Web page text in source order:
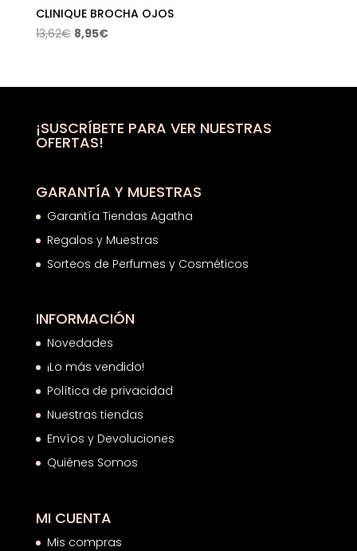
CLINIQUE BROCHA OJOS
13,62€ El
era:
8,95€El
es:
¡SUSCRÍBETE PARA VER NUESTRAS
OFERTAS!
GARANTÍA Y MUESTRAS
Garantía Tiendas Agatha
Regalos y Muestras
Sorteos de Perfumes y Cosméticos
INFORMACIÓN
Novedades
¡Lo más vendido!
Política de privacidad
Nuestras tiendas
Envíos y Devoluciones
Quiénes Somos
MI CUENTA
Mis compras